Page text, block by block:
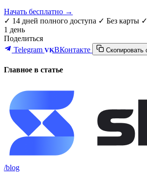
Начать бесплатно →
✓ 14 дней полного доступа ✓ Без карты
1 день
Поделиться
Telegram VKВКонтакте Скопировать
Главное в статье
/blog